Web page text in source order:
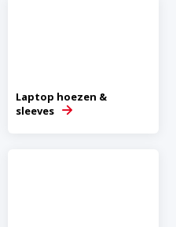
Laptop hoezen &
sleeves